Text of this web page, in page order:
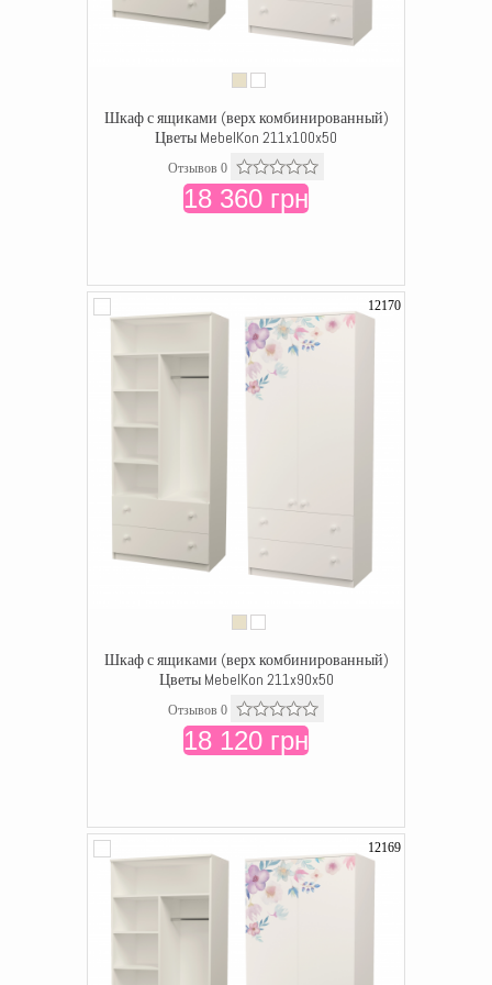
Шкаф с ящиками (верх комбинированный)
Цветы MebelKon 211x100x50
Отзывов 0
18 360 грн
12170
Шкаф с ящиками (верх комбинированный)
Цветы MebelKon 211x90x50
Отзывов 0
18 120 грн
12169